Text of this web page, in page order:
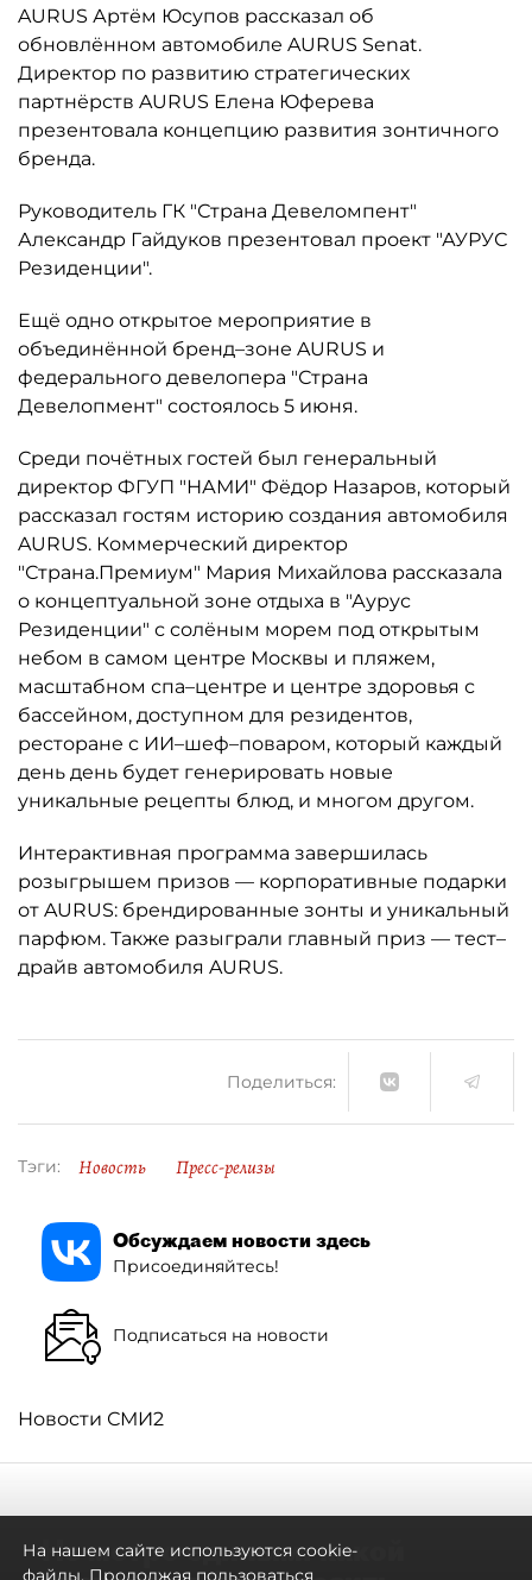
AURUS Артём Юсупов рассказал об
обновлённом автомобиле AURUS Senat.
Директор по развитию стратегических
партнёрств AURUS Елена Юферева
презентовала концепцию развития зонтичного
бренда.
Руководитель ГК "Страна Девеломпент"
Александр Гайдуков презентовал проект "АУРУС
Резиденции".
Ещё одно открытое мероприятие в
объединённой бренд–зоне AURUS и
федерального девелопера "Страна
Девелопмент" состоялось 5 июня.
Среди почётных гостей был генеральный
директор ФГУП "НАМИ" Фёдор Назаров, который
рассказал гостям историю создания автомобиля
AURUS. Коммерческий директор
"Страна.Премиум" Мария Михайлова рассказала
о концептуальной зоне отдыха в "Аурус
Резиденции" с солёным морем под открытым
небом в самом центре Москвы и пляжем,
масштабном спа–центре и центре здоровья с
бассейном, доступном для резидентов,
ресторане с ИИ–шеф–поваром, который каждый
день день будет генерировать новые
уникальные рецепты блюд, и многом другом.
Интерактивная программа завершилась
розыгрышем призов — корпоративные подарки
от AURUS: брендированные зонты и уникальный
парфюм. Также разыграли главный приз — тест–
драйв автомобиля AURUS.
Поделиться:
Тэги: Новость Пресс-релизы
Обсуждаем новости здесь
Присоединяйтесь!
Подписаться на новости
Новости СМИ2
Не метро единым: какой
На нашем сайте используются cookie-
файлы. Продолжая пользоваться